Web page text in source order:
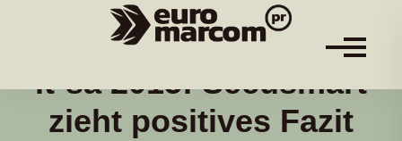
it-sa 2015: Secusmart
zieht positives Fazit